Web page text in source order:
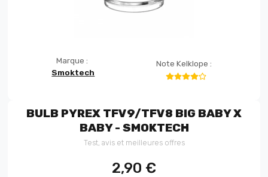
Marque :
Smoktech
Note Kelklope :
BULB PYREX TFV9/TFV8 BIG BABY X
BABY - SMOKTECH
Test, avis et meilleures offres
2,90 €